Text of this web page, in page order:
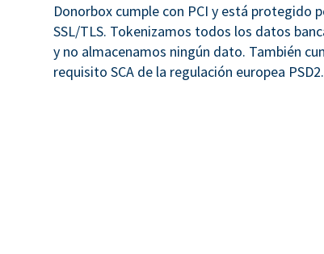
Donorbox cumple con PCI y está protegido
SSL/TLS. Tokenizamos todos los datos
y no almacenamos ningún dato. También
requisito SCA de la regulación europea PSD2.